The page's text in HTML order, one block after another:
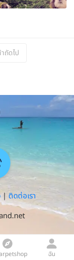
ถัดไป
ฉัน
| ติดต่อเรา